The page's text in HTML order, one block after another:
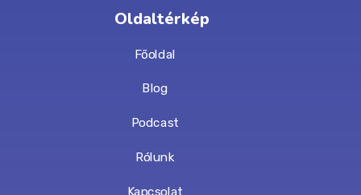
Oldaltérkép
Főoldal
Blog
Podcast
Rólunk
Kapcsolat